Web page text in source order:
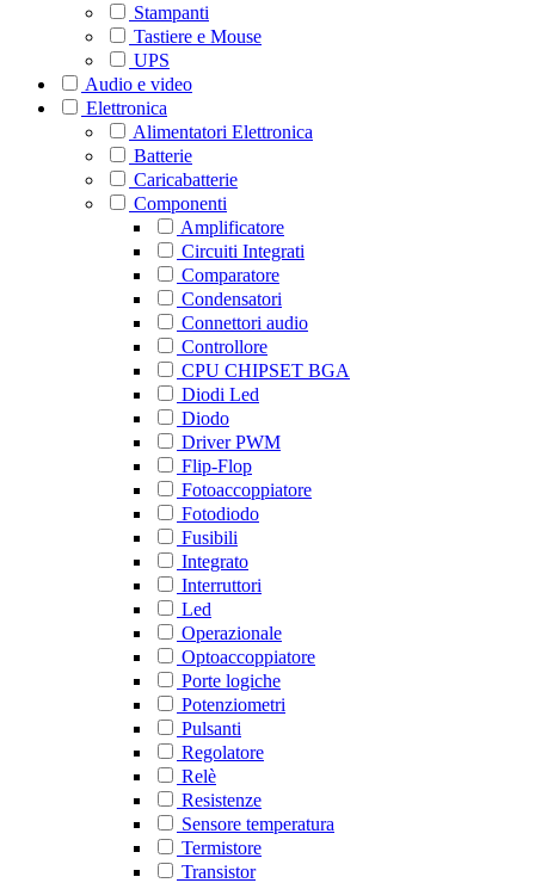
Stampanti
Tastiere e Mouse
UPS
Audio e video
Elettronica
Alimentatori Elettronica
Batterie
Caricabatterie
Componenti
Amplificatore
Circuiti Integrati
Comparatore
Condensatori
Connettori audio
Controllore
CPU CHIPSET BGA
Diodi Led
Diodo
Driver PWM
Flip-Flop
Fotoaccoppiatore
Fotodiodo
Fusibili
Integrato
Interruttori
Led
Operazionale
Optoaccoppiatore
Porte logiche
Potenziometri
Pulsanti
Regolatore
Relè
Resistenze
Sensore temperatura
Termistore
Transistor